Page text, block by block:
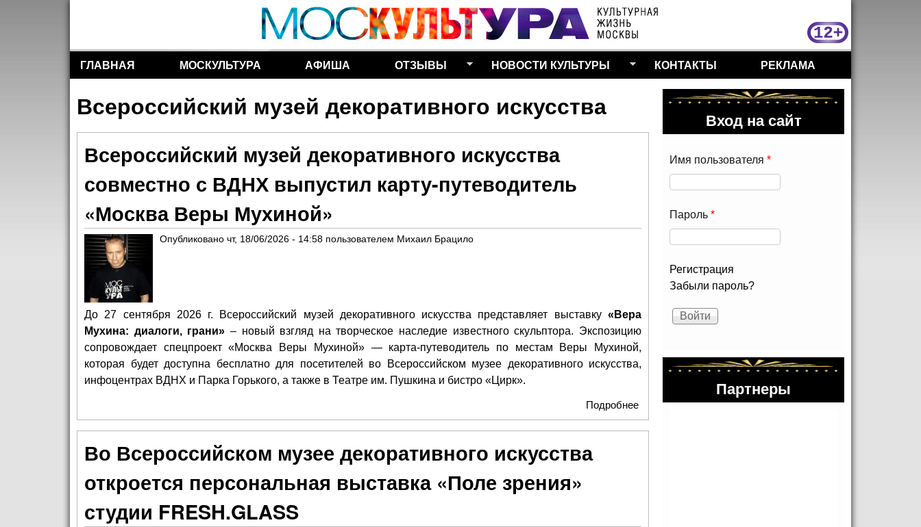
Перейти к основному
содержанию
Разделы сайта
ГЛАВНАЯ МОСКУЛЬТУРА АФИША ОТЗЫВЫ НОВОСТИ КУЛЬТУРЫ КОНТАКТЫ РЕКЛАМА
Всероссийский музей декоративного искусства
Всероссийский музей декоративного искусства
совместно с ВДНХ выпустил карту-путеводитель
«Москва Веры Мухиной»
Опубликовано чт, 18/06/2026 - 14:58 пользователем Михаил Брацило
До 27 сентября 2026 г. Всероссийский музей декоративного искусства представляет выставку «Вера
Мухина: диалоги, грани» – новый взгляд на творческое наследие известного скульптора. Экспозицию
сопровождает спецпроект «Москва Веры Мухиной» — карта-путеводитель по местам Веры Мухиной,
которая будет доступна бесплатно для посетителей во Всероссийском музее декоративного искусства,
инфоцентрах ВДНХ и Парка Горького, а также в Театре им. Пушкина и бистро «Цирк».
Подробнее о Всероссийский музей декоративного искусства
совместно с ВДНХ выпустил карту-путеводитель «Москва
Веры Мухиной»
Во Всероссийском музее декоративного искусства
откроется персональная выставка «Поле зрения»
студии FRESH.GLASS
Вход на сайт
Имя пользователя *
Пароль *
Регистрация
Забыли пароль?
Партнеры